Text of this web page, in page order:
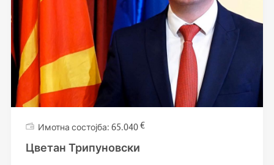
65.040€
Цветан Трипуновски